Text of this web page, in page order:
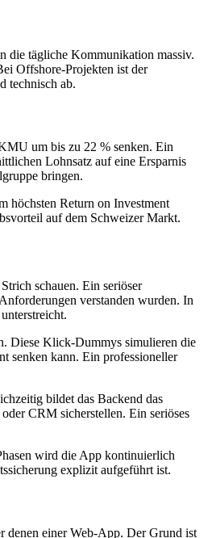
die tägliche Kommunikation massiv.
Offshore-Projekten ist der
technisch ab.
um bis zu 22 % senken. Ein
Lohnsatz auf eine Ersparnis
bringen.
höchsten Return on Investment
auf dem Schweizer Markt.
schauen. Ein seriöser
verstanden wurden. In
Diese Klick-Dummys simulieren die
senken kann. Ein professioneller
bildet das Backend das
CRM sicherstellen. Ein seriöses
wird die App kontinuierlich
explizit aufgeführt ist.
denen einer Web-App. Der Grund ist